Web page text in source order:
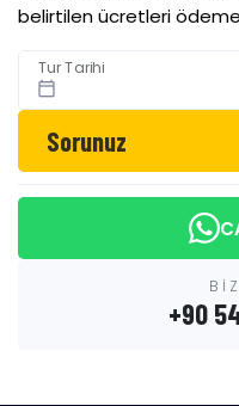
belirtilen ücretleri
Tur Tarihi
calendar_today
Sorunuz
+90